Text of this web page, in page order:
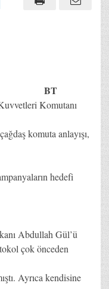
BT
Komutanı
komuta anlayışı,
hedefi
Abdullah Gül’ü
çok önceden
Ayrıca kendisine